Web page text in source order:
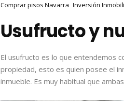
Comprar pisos Navarra Inversión
Usufructo y
El usufructo es lo que entendemos
propiedad, esto es quien posee el
inmueble. Es muy habitual que